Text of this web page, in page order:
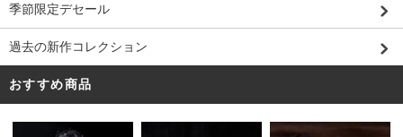
季節限定デセール
過去の新作コレクション
おすすめ商品